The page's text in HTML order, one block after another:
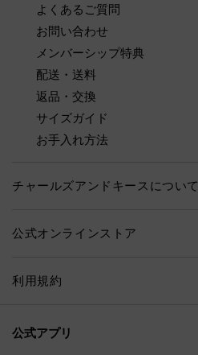
よくあるご質問
お問い合わせ
メンバーシップ特典
配送・送料
返品・交換
サイズガイド
お手入れ方法
チャールズアンドキースについて
公式オンラインストア
利用規約
公式アプリ